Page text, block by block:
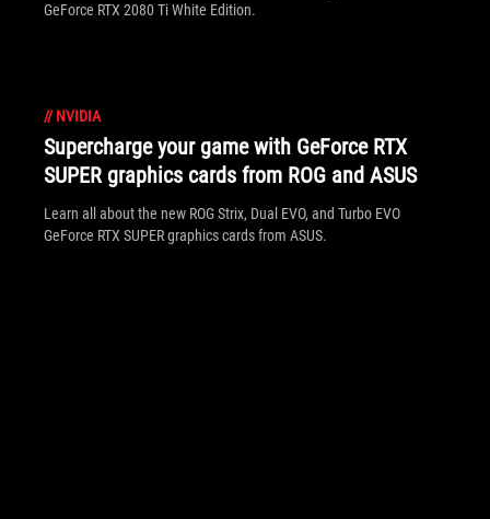
GeForce RTX 2080 Ti White Edition.
// NVIDIA
Supercharge your game with GeForce RTX
SUPER graphics cards from ROG and ASUS
Learn all about the new ROG Strix, Dual EVO, and Turbo EVO
GeForce RTX SUPER graphics cards from ASUS.